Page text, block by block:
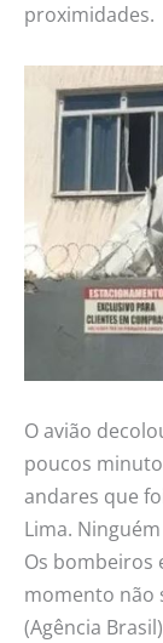
proximidades.
O avião
poucos
andares que
Lima.
Os bombeiros
momento não
(Agência Brasil)